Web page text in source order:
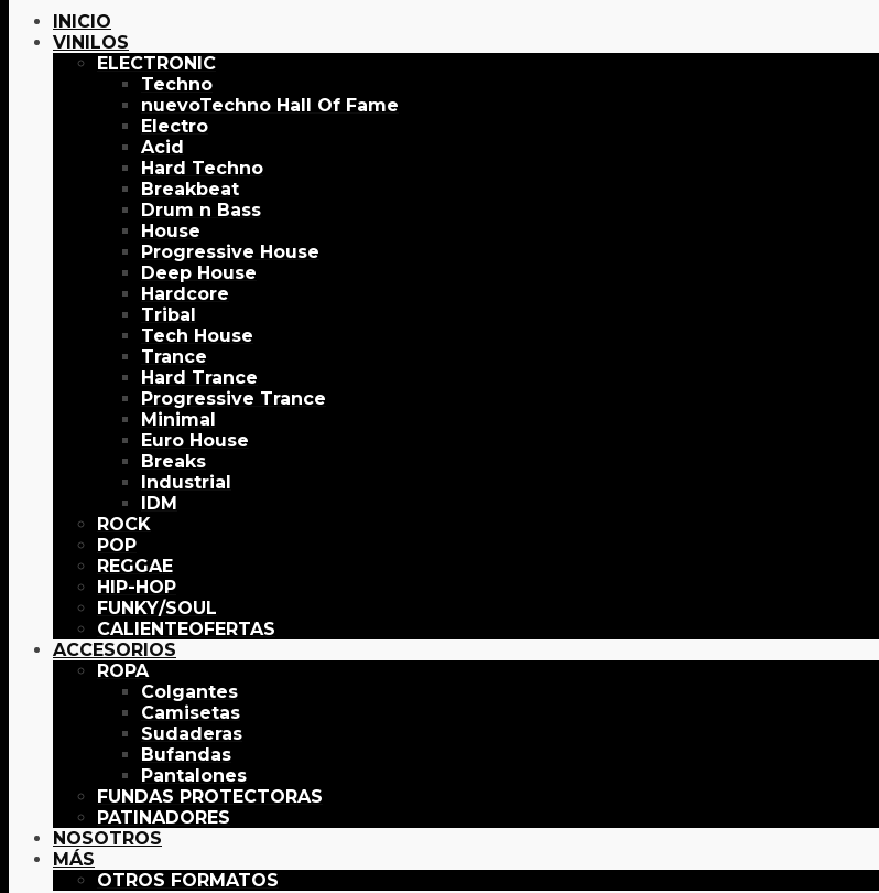
INICIO
VINILOS
ELECTRONIC
Techno
Techno Hall Of Fame
Electro
Acid
Hard Techno
Breakbeat
Drum n Bass
House
Progressive House
Deep House
Hardcore
Tribal
Tech House
Trance
Hard Trance
Progressive Trance
Minimal
Euro House
Breaks
Industrial
IDM
ROCK
POP
REGGAE
HIP-HOP
FUNKY/SOUL
OFERTAS
ACCESORIOS
ROPA
Colgantes
Camisetas
Sudaderas
Bufandas
Pantalones
FUNDAS PROTECTORAS
PATINADORES
NOSOTROS
MÁS
OTROS FORMATOS